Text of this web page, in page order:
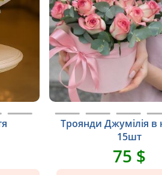
Троянди Джумілія в
15шт
75 $